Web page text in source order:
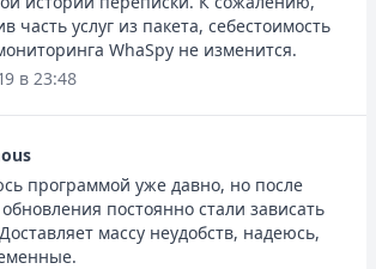
часть услуг из пакета, себестоимость
WhaSpy не изменится.
в 23:48
программой уже давно, но после
постоянно стали зависать
массу неудобств, надеюсь,